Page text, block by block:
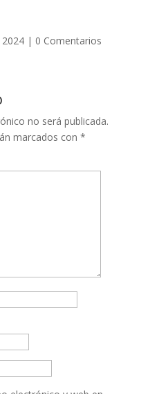
| 0 Comentarios
no será publicada.
marcados con *